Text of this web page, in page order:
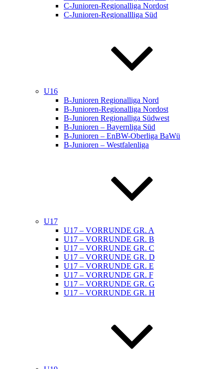
C-Junioren-Regionalliga Nordost
C-Junioren-Regionallliga Süd
U16
B-Junioren Regionalliga Nord
B-Junioren-Regionalliga Nordost
B-Junioren Regionalliga Südwest
B-Junioren – Bayernliga Süd
B-Junioren – EnBW-Oberliga BaWü
B-Junioren – Westfalenliga
U17
U17 – VORRUNDE GR. A
U17 – VORRUNDE GR. B
U17 – VORRUNDE GR. C
U17 – VORRUNDE GR. D
U17 – VORRUNDE GR. E
U17 – VORRUNDE GR. F
U17 – VORRUNDE GR. G
U17 – VORRUNDE GR. H